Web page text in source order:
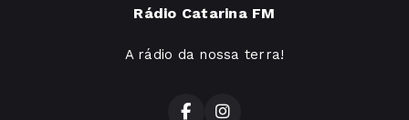
Rádio Catarina FM
A rádio da nossa terra!